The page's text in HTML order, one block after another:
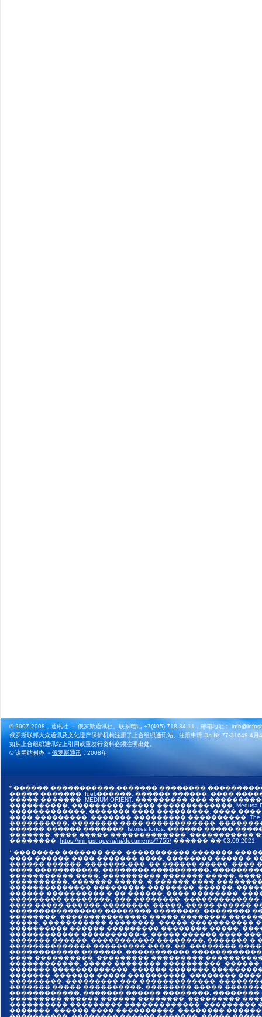
© 2007-2008，通讯社 － 俄罗斯通讯社。联系电话 +7(495) 718-84-11，邮箱地址：
俄罗斯联邦大众通讯及文化遗产保护机构注册了上合组织通讯站。注册申请 Эл № 77-31649 4月
如从上合组织通讯站上引用或重发行资料必须注明出处。
© 该网站创办 －俄罗斯通讯 ，2008年
* ������ ����������� ������� ��������
����� �������, Idel.������, ������.������,
����� �������, MEDIUM-ORIENT, ��������� ���
����������, ��������� ����� �������������, Medusa
�������������, ������� ���� ���������, ����
���� ���������, ������� ��������� ����������,
����������, �������� ���� ������������,
������ ������ �������, Istories fonds, ������ �����
�������, ���� ����� �������������, �����������
��������: https://minjust.gov.ru/ru/documents/7755/ ������ �� 03.09.2021
* �������� ������� ���, ����������� �������
���� ������ ���� ������� ����, �������� ����� �
������ ������, �������.���, �� ������ �����,
���� �����������, �������� ����������,
����������� ����, ���������� ������� �����,
����������, ������� �����, � ������ ����
�������������� ��������� ��������, ������,
������ ���������� � �� ������, ���� ��������,
��������� ��������, ��� ��������,
���� ����� ������ ��������, �����, ����� ������
���������������� �������� ��������, ��������
��������, ��������������� ����� ��������
�����, ����������� ��������, ����� �����������
���������� ������ ��������� �������� �����,
������������ ����������-�, ����� ������ ����
������� ������, ����������� ��������, �������
�������������� ��������� ����. ��, ��������
������������ �������, �����������
���� ����������, ��������� ���������
������������, ����� �������� ����������,
������� �������������, ������ �������
�������, ������� ����� ����������, ��������
���������, ��������� ��� �������������,
������� ����� ����������, �������� �����
������������, ������� ������ ��������,
���������-������ ������ ��������, ���������
���������� ��������� �������������, ���������
�������, ������ ���� ����������, ��������